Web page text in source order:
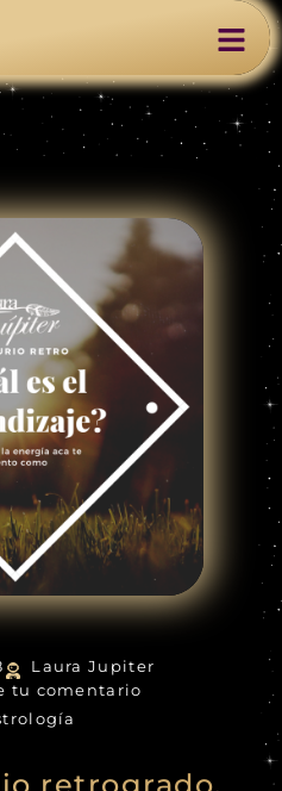
Laura Jupiter
tu comentario